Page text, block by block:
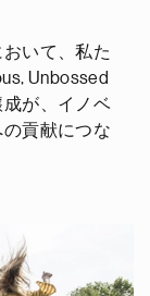
いて、私た
Unbossed
が、イノベ
貢献につな